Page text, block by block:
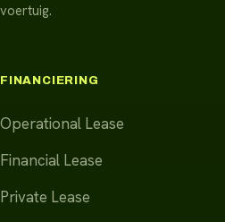
voertuig.
FINANCIERING
Operational Lease
Financial Lease
Private Lease